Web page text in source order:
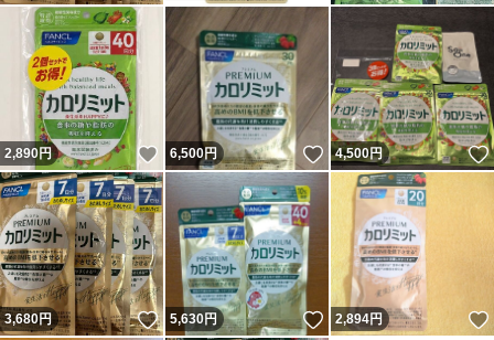
2,890円 いいね！
6,500円 いいね！
4,500円
3,680円 いいね！
5,630円 いいね！
2,894円